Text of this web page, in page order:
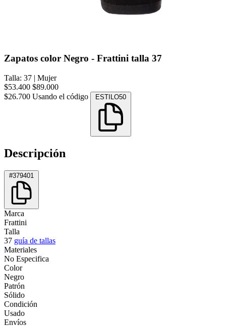
Zapatos color Negro - Frattini talla 37
Talla: 37 | Mujer
$53.400 $89.000
$26.700 Usando el código ESTILO50
Descripción
#379401
Marca
Frattini
Talla
37 guía de tallas
Materiales
No Especifica
Color
Negro
Patrón
Sólido
Condición
Usado
Envíos